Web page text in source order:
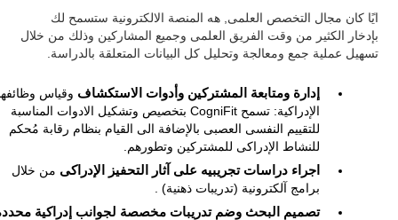
ايًا كان مجال التخصص العلمى, هه المنصة الالكترونية ستسمح لك
بإدخار الكثير من وقت الفريق العلمى وجميع المشاركين وذلك من خلال
تسهيل عملية جمع ومعالجة وتحليل كل البيانات المتعلقة بالدراسة.
إدارة ومتابعة المشتركين وأدوات الاستكشاف وقياس
الإدراكية: تسمح CogniFit بتخصيص وتشكيل الادوات المناسبة
للتقييم النفسى العصبى بالإضافة الى القيام بنظام رقابة مُحكم
للنشاط الإدراكى للمشتركين وتطورهم.
اجراء دراسات تجريبيه على آثار التحفيز الإدراكى من خلال
برامج آلكترونية (تدريبات ذهنية) .
تصميم البحث وضم تدريبات مخصصة لجوانب إدراكية